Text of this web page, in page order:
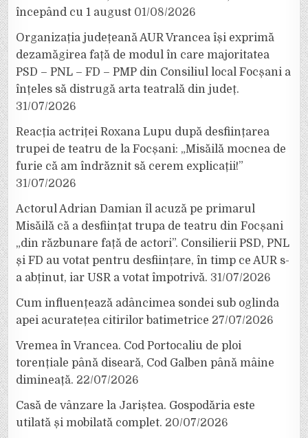
începând cu 1 august 01/08/2026
Organizația județeană AUR Vrancea își exprimă
dezamăgirea față de modul în care majoritatea
PSD – PNL – FD – PMP din Consiliul local Focșani a
înțeles să distrugă arta teatrală din județ.
31/07/2026
Reacția actriței Roxana Lupu după desființarea
trupei de teatru de la Focșani: „Misăilă mocnea de
furie că am îndrăznit să cerem explicații!”
31/07/2026
Actorul Adrian Damian îl acuză pe primarul
Misăilă că a desființat trupa de teatru din Focșani
„din răzbunare față de actori”. Consilierii PSD, PNL
și FD au votat pentru desființare, în timp ce AUR s-
a abținut, iar USR a votat împotrivă. 31/07/2026
Cum influențează adâncimea sondei sub oglinda
apei acuratețea citirilor batimetrice 27/07/2026
Vremea în Vrancea. Cod Portocaliu de ploi
torențiale până diseară, Cod Galben până mâine
dimineață. 22/07/2026
Casă de vânzare la Jariștea. Gospodăria este
utilată și mobilată complet. 20/07/2026